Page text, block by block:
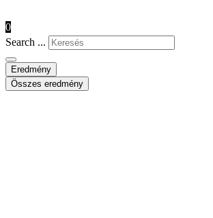
0
Search ...
Eredmény
Összes eredmény